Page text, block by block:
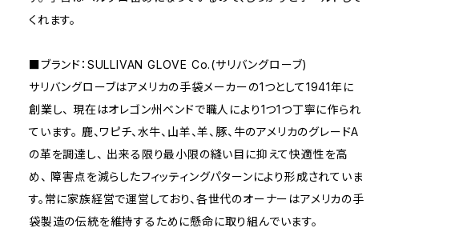
くれます。
■ブランド：SULLIVAN GLOVE Co.(サリバングローブ)
サリバングローブはアメリカの手袋メーカーの1つとして1941年に
創業し、 現在はオレゴン州ベンドで職人により1つ1つ丁寧に作られ
ています。 鹿、ワピチ、水牛、山羊、羊、豚、牛のアメリカのグレードA
の革を調達し、 出来る限り最小限の縫い目に抑えて快適性を高
め、 障害点を減らしたフィッティングパターンにより形成されていま
す。常に家族経営で運営しており、各世代のオーナーはアメリカの手
袋製造の伝統を維持するために懸命に取り組んでいます。